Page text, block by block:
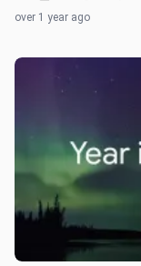
over 1 year ago